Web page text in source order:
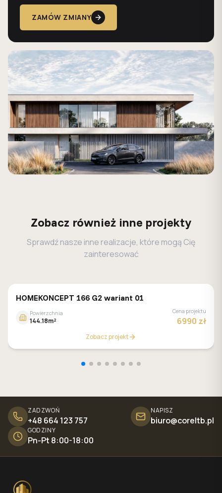
ZAMÓW ZMIANY
Zobacz również inne projekty
Sprawdź nasze inne realizacje, które mogą Cię
zainteresować
HOMEKONCEPT 166 G2 wariant 01
Powierzchnia
144.18m²
Cena projektu
6990 zł
Zobacz projekt
ZADZWOŃ
+48 664 123 757
NAPISZ
biuro@coreltb.pl
GODZINY
Pn-Pt 8:00-18:00